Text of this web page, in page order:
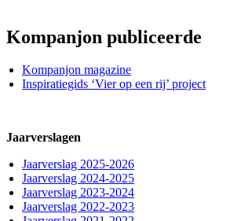
Kompanjon publiceerde
Kompanjon magazine
Inspiratiegids ‘Vier op een rij’ project
Jaarverslagen
Jaarverslag 2025-2026
Jaarverslag 2024-2025
Jaarverslag 2023-2024
Jaarverslag 2022-2023